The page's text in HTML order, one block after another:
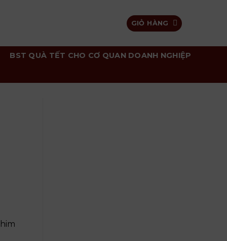
GIỎ HÀNG
BST QUÀ TẾT CHO CƠ QUAN DOANH NGHIỆP